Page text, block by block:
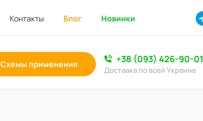
Контакты Блог Новинки
Схемы применения +38 (093) 426-90-01
Доставка по всей Украине